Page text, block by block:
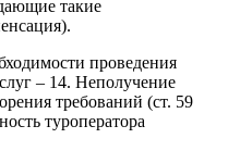
такие
проведения
– 14. Неполучение
требований (ст. 59
туроператора